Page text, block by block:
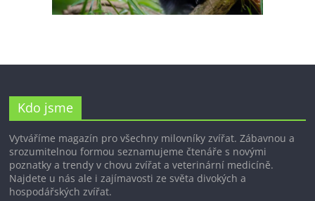
Kdo jsme
Vytváříme magazín pro všechny milovníky zvířat. Zábavnou a
srozumitelnou formou seznamujeme čtenáře s novými
poznatky a trendy v chovu zvířat a veterinární medicíně.
Najdete u nás ale i zajímavosti ze světa divokých a
hospodářských zvířat.